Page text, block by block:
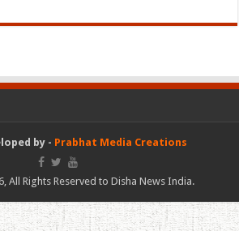
by - Prabhat Media Creations
All Rights Reserved to Disha News India.